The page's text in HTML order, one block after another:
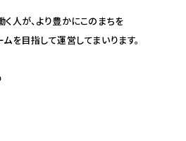
人が、より豊かにこのまちを
を目指して運営してまいります。